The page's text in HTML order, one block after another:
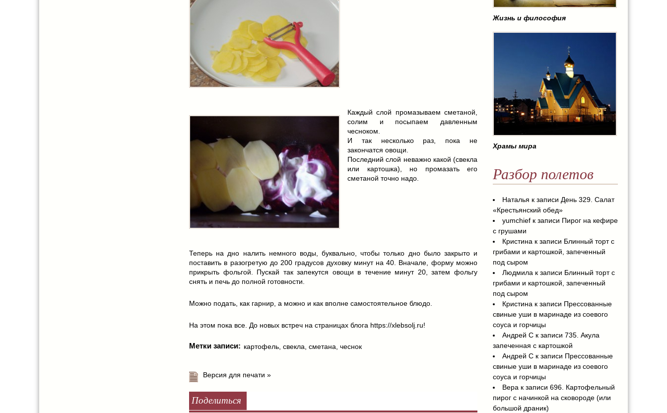
Каждый слой промазываем сметаной,
солим и посыпаем давленным
чесноком.
И так несколько раз, пока не
закончатся овощи.
Последний слой неважно какой (свекла
или картошка), но промазать его
сметаной точно надо.
Теперь на дно налить немного воды, буквально, чтобы только дно было закрыто и
поставить в разогретую до 200 градусов духовку минут на 40. Вначале, форму можно
прикрыть фольгой. Пускай так запекутся овощи в течение минут 20, затем фольгу
снять и печь до полной готовности.
Можно подать, как гарнир, а можно и как вполне самостоятельное блюдо.
На этом пока все. До новых встреч на страницах блога https://xlebsolj.ru!
Метки записи: картофель ,свекла ,сметана ,чеснок
Версия для печати »
Поделиться
Жизнь и философия
Храмы мира
Разбор полетов
Наталья к записи День 329. Салат
«Крестьянский обед»
yumchiefк записи Пирог на кефире
с грушами
Кристинак записи Блинный торт с
грибами и картошкой, запеченный
под сыром
Людмилак записи Блинный торт с
грибами и картошкой, запеченный
под сыром
Кристинак записи Прессованные
свиные уши в маринаде из соевого
соуса и горчицы
Андрей Ск записи 735. Акула
запеченная с картошкой
Андрей Ск записи Прессованные
свиные уши в маринаде из соевого
соуса и горчицы
Верак записи 696. Картофельный
пирог с начинкой на сковороде (или
большой драник)